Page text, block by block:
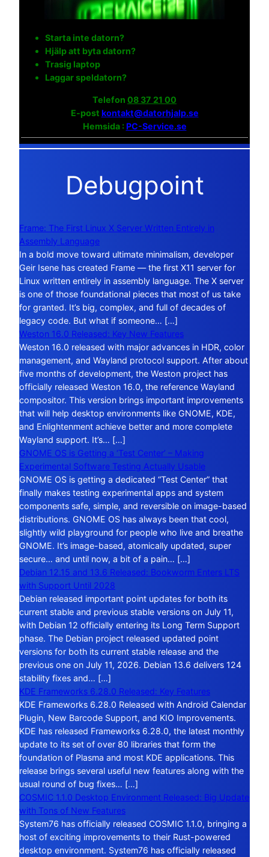
Starta inte datorn?
Hjälp att byta datorn?
Trasig laptop
Laggar speldatorn?
Telefon 08 37 21 00
E-post kontakt@datorhjalp.se
Hemsida :PC-Service.se
Debugpoint
Frame: The First Linux X Server Written Entirely in
Assembly Language
In a bold move toward ultimate minimalism, developer
Geir Isene has created Frame — the first X11 server for
Linux written entirely in assembly language. The X server
is one of those foundational pieces that most of us take
for granted. It’s big, complex, and full of decades of
legacy code. But what if someone… […]
Weston 16.0 Released: Key New Features
Weston 16.0 released with major advances in HDR, color
management, and Wayland protocol support. After about
five months of development, the Weston project has
officially released Weston 16.0, the reference Wayland
compositor. This version brings important improvements
that will help desktop environments like GNOME, KDE,
and Enlightenment achieve better and more complete
Wayland support. It’s… […]
GNOME OS is Getting a ‘Test Center’ – Making
Experimental Software Testing Actually Usable
GNOME OS is getting a dedicated “Test Center” that
finally makes testing experimental apps and system
components safe, simple, and reversible on image-based
distributions. GNOME OS has always been that cool,
slightly wild playground for people who live and breathe
GNOME. It’s image-based, atomically updated, super
secure… and until now, a bit of a pain… […]
Debian 12.15 and 13.6 Released: Bookworm Enters LTS
with Support Until 2028
Debian released important point updates for both its
current stable and previous stable versions on July 11,
with Debian 12 officially entering its Long Term Support
phase. The Debian project released updated point
versions for both its current stable release and the
previous one on July 11, 2026. Debian 13.6 delivers 124
stability fixes and… […]
KDE Frameworks 6.28.0 Released: Key Features
KDE Frameworks 6.28.0 Released with Android Calendar
Plugin, New Barcode Support, and KIO Improvements.
KDE has released Frameworks 6.28.0, the latest monthly
update to its set of over 80 libraries that form the
foundation of Plasma and most KDE applications. This
release brings several useful new features along with the
usual round of bug fixes… […]
COSMIC 1.1.0 Desktop Environment Released: Big Update
with Tons of New Features
System76 has officially released COSMIC 1.1.0, bringing a
host of exciting improvements to their Rust-powered
desktop environment. System76 has officially released